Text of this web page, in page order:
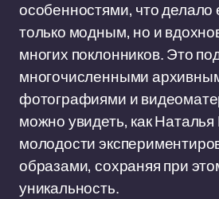
особенностями, что делало
только модным, но и
многих поклонников. Это
многочисленными
фотографиями и
можно увидеть, как Наталья
молодости
образами, сохраняя при
уникальность.